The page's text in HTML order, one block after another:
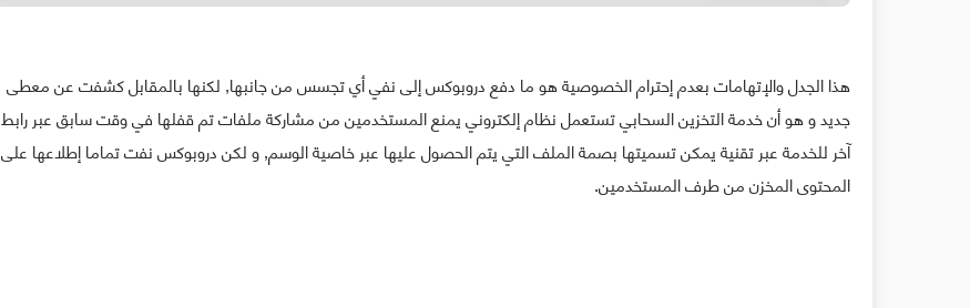
هذا الجدل والإتهامات بعدم إحترام الخصوصية هو ما دفع دروبوكس إلى نفي أي تجسس من جانبها, لكنها بالمقابل كشفت عن معطى
جديد و هو أن خدمة التخزين السحابي تستعمل نظام إلكتروني يمنع المستخدمين من مشاركة ملفات تم قفلها في وقت سابق عبر رابط
آخر للخدمة عبر تقنية يمكن تسميتها بصمة الملف التي يتم الحصول عليها عبر خاصية الوسم, و لكن دروبوكس نفت تماما إطلاعها على
المحتوى المخزن من طرف المستخدمين.